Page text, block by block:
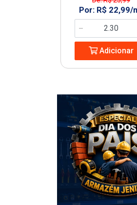
Por: R$ 22,99/
Adicionar